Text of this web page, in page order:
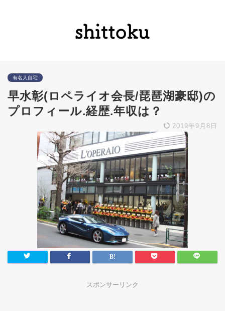
有名人自宅
早水彰(ロペライオ会長/琵琶湖豪邸)の
プロフィール.経歴.年収は？
2019年9月8日
スポンサーリンク